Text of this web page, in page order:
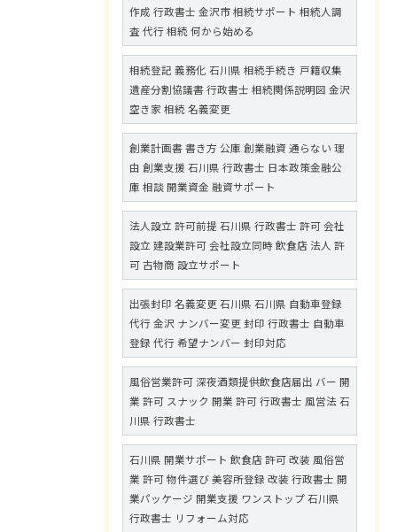
作成 行政書士 金沢市 相続サポート 相続人調
査 代行 相続 何から始める
相続登記 義務化 石川県 相続手続き 戸籍収集
遺産分割協議書 行政書士 相続関係説明図 金沢
空き家 相続 名義変更
創業計画書 書き方 公庫 創業融資 通らない 理
由 創業支援 石川県 行政書士 日本政策金融公
庫 相談 開業資金 融資サポート
法人設立 許可前提 石川県 行政書士 許可 会社
設立 建設業許可 会社設立同時 飲食店 法人 許
可 古物商 設立サポート
出張封印 名義変更 石川県 石川県 自動車登録
代行 金沢 ナンバー変更 封印 行政書士 自動車
登録 代行 希望ナンバー 封印対応
風俗営業許可 深夜酒類提供飲食店届出 バー 開
業 許可 スナック 開業 許可 行政書士 風営法 石
川県 行政書士
石川県 開業サポート 飲食店 許可 改装 風俗営
業 許可 物件選び 美容所登録 改装 行政書士 開
業パッケージ 開業支援 ワンストップ 石川県
行政書士 リフォーム対応